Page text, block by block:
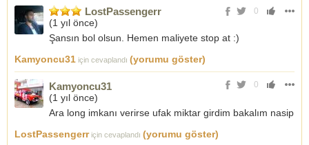
0
LostPassengerr
(1 yıl önce)
Şansın bol olsun. Hemen maliyete stop at :)
Kamyoncu31 için cevaplandı (yorumu göster)
0
Kamyoncu31
(1 yıl önce)
Ara long imkanı verirse ufak miktar girdim bakalım nasip
LostPassengerriçin cevaplandı (yorumu göster)